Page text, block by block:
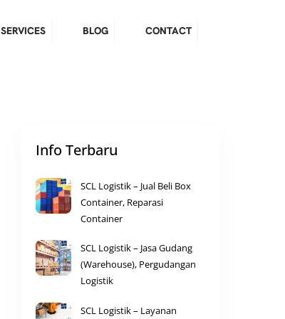
SERVICES BLOG CONTACT
Info Terbaru
SCL Logistik – Jual Beli Box
Container, Reparasi
Container
SCL Logistik – Jasa Gudang
(Warehouse), Pergudangan
Logistik
SCL Logistik – Layanan